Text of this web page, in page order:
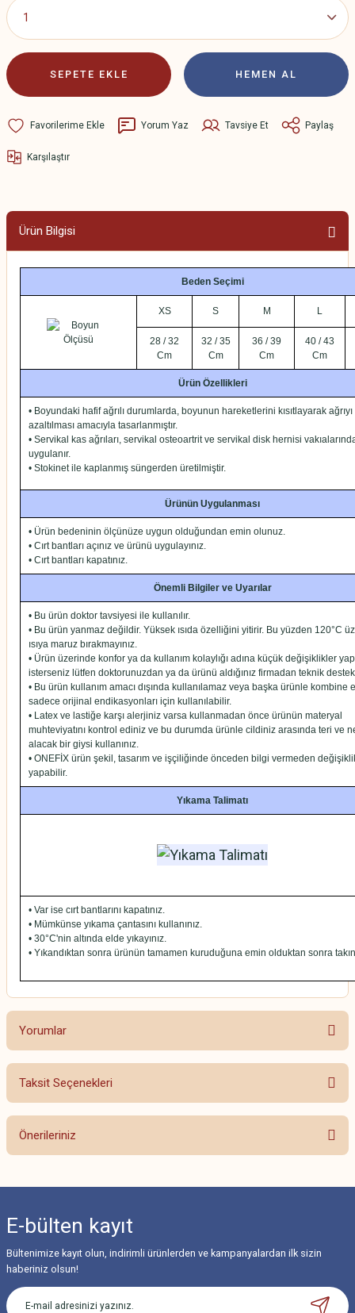
SEPETE EKLE HEMEN AL
Yorum Yaz Tavsiye Et Paylaş
Karşılaştır
Ürün Bilgisi
Beden Seçimi
XS S M L
28 / 32
Cm
32 / 35
Cm
36 / 39
Cm
40 / 43
Cm
Ürün Özellikleri
• Boyundaki hafif ağrılı durumlarda, boyunun hareketlerini kısıtlayarak ağrıyı
azaltılması amacıyla tasarlanmıştır.
• Servikal kas ağrıları, servikal osteoartrit ve servikal disk hernisi
uygulanır.
• Stokinet ile kaplanmış süngerden üretilmiştir.
Ürünün Uygulanması
• Ürün bedeninin ölçünüze uygun olduğundan emin olunuz.
• Cırt bantları açınız ve ürünü uygulayınız.
• Cırt bantları kapatınız.
Önemli Bilgiler ve Uyarılar
• Bu ürün doktor tavsiyesi ile kullanılır.
• Bu ürün yanmaz değildir. Yüksek ısıda özelliğini yitirir. Bu yüzden 120°C
ısıya maruz bırakmayınız.
• Ürün üzerinde konfor ya da kullanım kolaylığı adına küçük değişiklikler
isterseniz lütfen doktorunuzdan ya da ürünü aldığınız firmadan teknik destek
• Bu ürün kullanım amacı dışında kullanılamaz veya başka ürünle kombine
sadece orijinal endikasyonları için kullanılabilir.
• Latex ve lastiğe karşı alerjiniz varsa kullanmadan önce ürünün materyal
muhteviyatını kontrol ediniz ve bu durumda ürünle cildiniz arasında teri ve
alacak bir giysi kullanınız.
• ONEFİX ürün şekil, tasarım ve işçiliğinde önceden bilgi vermeden
yapabilir.
Yıkama Talimatı
• Var ise cırt bantlarını kapatınız.
• Mümkünse yıkama çantasını kullanınız.
• 30°C'nin altında elde yıkayınız.
• Yıkandıktan sonra ürünün tamamen kuruduğuna emin olduktan sonra
Yorumlar
Bu ürüne ilk yorumu siz yapın!
Taksit Seçenekleri
Önerileriniz
Görüş ve önerileriniz için teşekkür ederiz.
Ürün resmi kalitesiz, bozuk veya görüntülenemiyor.
Ürün açıklamasında eksik bilgiler bulunuyor.
Ürün bilgilerinde hatalar bulunuyor.
E-bülten kayıt
Bültenimize kayıt olun, indirimli ürünlerden ve kampanyalardan ilk sizin
haberiniz olsun!